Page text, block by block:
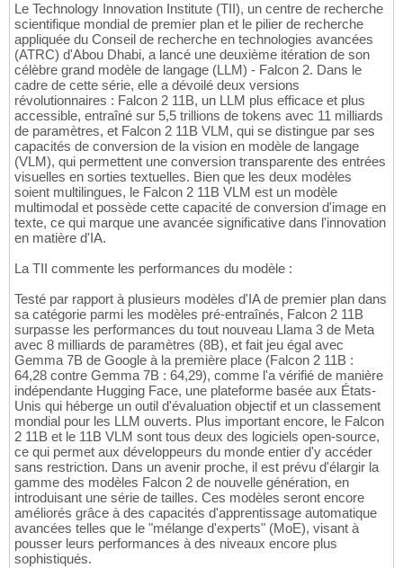
Le Technology Innovation Institute (TII), un centre de recherche
scientifique mondial de premier plan et le pilier de recherche
appliquée du Conseil de recherche en technologies avancées
(ATRC) d'Abou Dhabi, a lancé une deuxième itération de son
célèbre grand modèle de langage (LLM) - Falcon 2. Dans le
cadre de cette série, elle a dévoilé deux versions
révolutionnaires : Falcon 2 11B, un LLM plus efficace et plus
accessible, entraîné sur 5,5 trillions de tokens avec 11 milliards
de paramètres, et Falcon 2 11B VLM, qui se distingue par ses
capacités de conversion de la vision en modèle de langage
(VLM), qui permettent une conversion transparente des entrées
visuelles en sorties textuelles. Bien que les deux modèles
soient multilingues, le Falcon 2 11B VLM est un modèle
multimodal et possède cette capacité de conversion d'image en
texte, ce qui marque une avancée significative dans l'innovation
en matière d'IA.
La TII commente les performances du modèle :
Testé par rapport à plusieurs modèles d'IA de premier plan dans
sa catégorie parmi les modèles pré-entraînés, Falcon 2 11B
surpasse les performances du tout nouveau Llama 3 de Meta
avec 8 milliards de paramètres (8B), et fait jeu égal avec
Gemma 7B de Google à la première place (Falcon 2 11B :
64,28 contre Gemma 7B : 64,29), comme l'a vérifié de manière
indépendante Hugging Face, une plateforme basée aux États-
Unis qui héberge un outil d'évaluation objectif et un classement
mondial pour les LLM ouverts. Plus important encore, le Falcon
2 11B et le 11B VLM sont tous deux des logiciels open-source,
ce qui permet aux développeurs du monde entier d'y accéder
sans restriction. Dans un avenir proche, il est prévu d'élargir la
gamme des modèles Falcon 2 de nouvelle génération, en
introduisant une série de tailles. Ces modèles seront encore
améliorés grâce à des capacités d'apprentissage automatique
avancées telles que le "mélange d'experts" (MoE), visant à
pousser leurs performances à des niveaux encore plus
sophistiqués.